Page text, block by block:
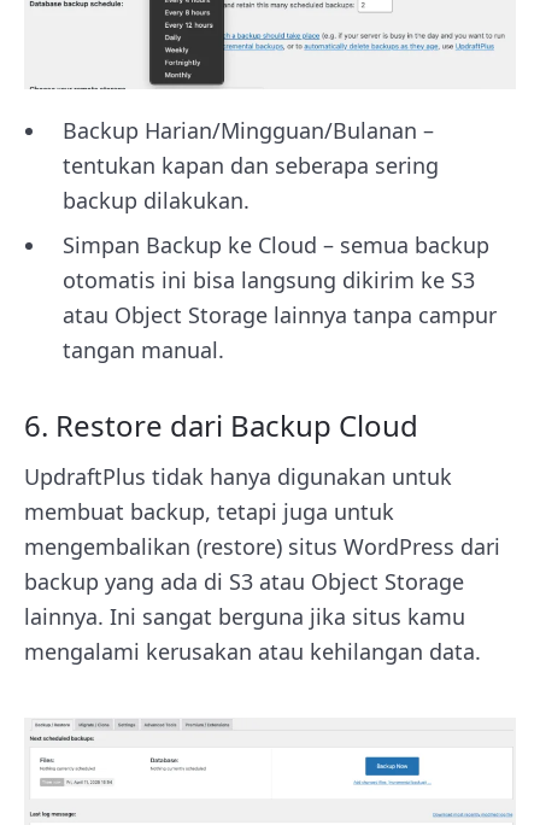
Backup Harian/Mingguan/Bulanan –
tentukan kapan dan seberapa sering
backup dilakukan.
Simpan Backup ke Cloud – semua backup
otomatis ini bisa langsung dikirim ke S3
atau Object Storage lainnya tanpa campur
tangan manual.
6. Restore dari Backup Cloud
UpdraftPlus tidak hanya digunakan untuk
membuat backup, tetapi juga untuk
mengembalikan (restore) situs WordPress dari
backup yang ada di S3 atau Object Storage
lainnya. Ini sangat berguna jika situs kamu
mengalami kerusakan atau kehilangan data.